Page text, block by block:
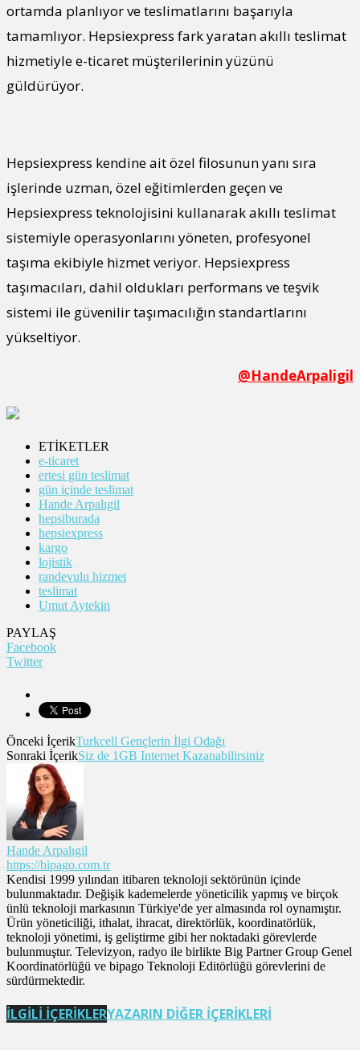
ortamda planlıyor ve teslimatlarını başarıyla
tamamlıyor. Hepsiexpress fark yaratan akıllı teslimat
hizmetiyle e-ticaret müşterilerinin yüzünü
güldürüyor.
Hepsiexpress kendine ait özel filosunun yanı sıra
işlerinde uzman, özel eğitimlerden geçen ve
Hepsiexpress teknolojisini kullanarak akıllı teslimat
sistemiyle operasyonlarını yöneten, profesyonel
taşıma ekibiyle hizmet veriyor. Hepsiexpress
taşımacıları, dahil oldukları performans ve teşvik
sistemi ile güvenilir taşımacılığın standartlarını
yükseltiyor.
@HandeArpaligil
ETİKETLER
e-ticaret
ertesi gün teslimat
gün içinde teslimat
Hande Arpalıgil
hepsiburada
hepsiexpress
kargo
lojistik
randevulu hizmet
teslimat
Umut Aytekin
PAYLAŞ
Facebook
Twitter
Önceki İçerikTurkcell Gençlerin İlgi Odağı
Sonraki İçerikSiz de 1GB Internet Kazanabilirsiniz
Hande Arpalıgil
https://bipago.com.tr
Kendisi 1999 yılından itibaren teknoloji sektörünün içinde
bulunmaktadır. Değişik kademelerde yöneticilik yapmış ve birçok
ünlü teknoloji markasının Türkiye'de yer almasında rol oynamıştır.
Ürün yöneticiliği, ithalat, ihracat, direktörlük, koordinatörlük,
teknoloji yönetimi, iş geliştirme gibi her noktadaki görevlerde
bulunmuştur. Televizyon, radyo ile birlikte Big Partner Group Genel
Koordinatörlüğü ve bipago Teknoloji Editörlüğü görevlerini de
sürdürmektedir.
İLGİLİ İÇERİKLERYAZARIN DİĞER İÇERİKLERİ